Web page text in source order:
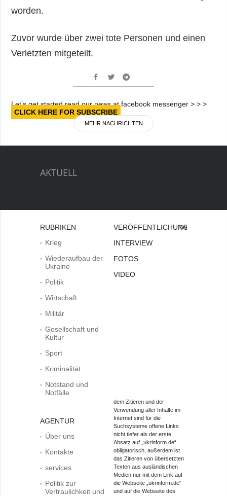
worden.
Zuvor wurde über zwei tote Personen und einen
Verletzten mitgeteilt.
Let’s get started read our news at facebook messenger > > >
CLICK HERE FOR SUBSCRIBE
MEHR NACHRICHTEN
AKTUELL
RUBRIKEN
Krieg
Wiederaufbau der
Ukraine
Politik
Wirtschaft
Militär
Gesellschaft und
Kultur
Sport
Kriminalität
Notstand und
Notfälle
AGENTUR
Über uns
Kontakte
services
Politik zur
Vertraulichkeit und
VERÖFFENTLICHUNGEN
INTERVIEW
FOTOS
VIDEO
Bei
dem Zitieren und der
Verwendung aller Inhalte im
Internet sind für die
Suchsysteme offene Links
nicht tiefer als der erste
Absatz auf „ukrinform.de“
obligatorisch, außerdem ist
das Zitieren von übersetzten
Texten aus ausländischen
Medien nur mit dem Link auf
die Webseite „ukrinform.de“
und auf die Webseite des